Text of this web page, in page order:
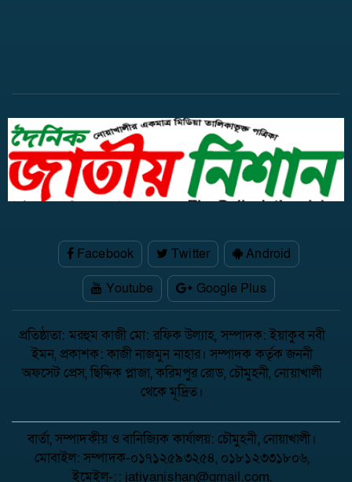
Facebook Twitter
Android
Youtube
Google Plus
প্রতিষ্ঠাতা: মরহুম কাজী মো: রফিক উল্যাহ, সম্পাদক: ইয়াকুব নবী
ইমন, প্রকাশক: কাজী নাজমুন নাহার। সম্পাদক কর্তৃক জননী
অফসেট প্রেস, ছিদ্দিক প্লাজা, করিমপুর রোড, চৌমুহনী, নোয়াখালী
থেকে মূদ্রিত।
বার্তা, সম্পাদকীয় ও বানিজ্যিক কার্যালয়: চৌমুহনী, নোয়াখালী।
মোবাইল: সম্পাদক-০১৭১২৫৯৩২৫৪, ০১৮১২৩৩১৮০৬,
ইমেইল-:: jatiyanishan@gmail.com,